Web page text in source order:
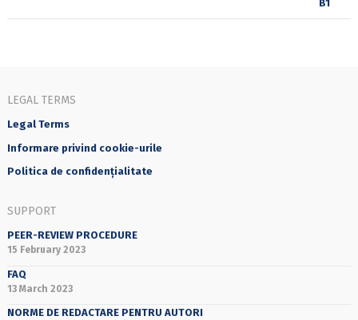
LEGAL TERMS
Legal Terms
Informare privind cookie-urile
Politica de confidențialitate
SUPPORT
PEER-REVIEW PROCEDURE
15 February 2023
FAQ
13 March 2023
NORME DE REDACTARE PENTRU AUTORI